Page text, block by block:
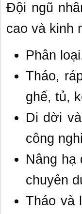
Đội ngũ
cao và kinh
Phân
Tháo,
ghế, tủ,
Di dời
công
Nâng hạ
chuyên
Tháo và